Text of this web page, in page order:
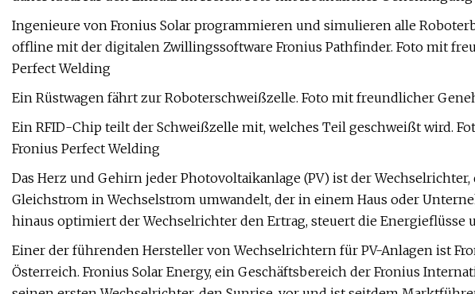
Ingenieure von Fronius Solar programmieren und simulieren alle
offline mit der digitalen Zwillingssoftware Fronius Pathfinder. Foto mit
Perfect Welding
Ein Rüstwagen fährt zur Roboterschweißzelle. Foto mit freundlicher
Ein RFID-Chip teilt der Schweißzelle mit, welches Teil geschweißt wird.
Fronius Perfect Welding
Das Herz und Gehirn jeder Photovoltaikanlage (PV) ist der
Gleichstrom in Wechselstrom umwandelt, der in einem Haus oder
hinaus optimiert der Wechselrichter den Ertrag, steuert die Energieflüsse
Einer der führenden Hersteller von Wechselrichtern für PV-Anlagen ist
Österreich. Fronius Solar Energy, ein Geschäftsbereich der Fronius